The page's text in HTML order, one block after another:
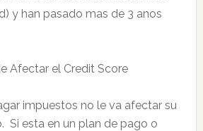
y han pasado mas de 3 anos
Afectar el Credit Score
impuestos no le va afectar su
Si esta en un plan de pago o